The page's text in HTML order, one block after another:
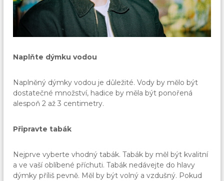
Naplňte dýmku vodou
Naplněný dýmky vodou je důležité. Vody by mělo být
dostatečné množství, hadice by měla být ponořená
alespoň 2 až 3 centimetry.
Připravte tabák
Nejprve vyberte vhodný tabák. Tabák by měl být kvalitní
a ve vaší oblíbené příchuti. Tabák nedávejte do hlavy
dýmky příliš pevně. Měl by být volný a vzdušný. Pokud